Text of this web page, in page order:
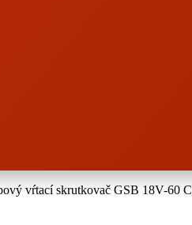
vŕtací skrutkovač GSB 18V-60 C